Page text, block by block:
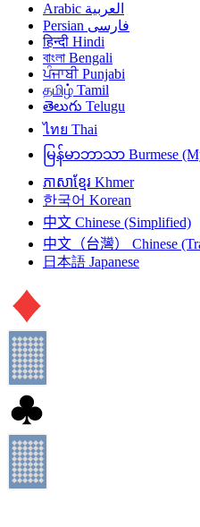
العربية Arabic
فارسی Persian
हिन्दी Hindi
বাংলা Bengali
ਪੰਜਾਬੀ Punjabi
தமிழ் Tamil
తెలుగు Telugu
ไทย Thai
မြန်မာဘာသာ Burmese
ភាសាខ្មែរ Khmer
한국어 Korean
中文 Chinese (Simplified)
中文（台灣）
Chinese
日本語 Japanese